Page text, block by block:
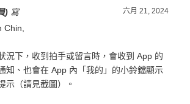
六月 21, 2024
) 寫
Chin,
況下，收到拍手或留言時，會收到 App 的
知、也會在 App 內「我的」的小鈴鐺顯示
示（請見截圖）。